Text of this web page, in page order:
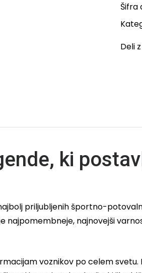
Šifra
Deli
ki
priljubljenih športno-
najpomembneje, najnovejši
voznikov po celem